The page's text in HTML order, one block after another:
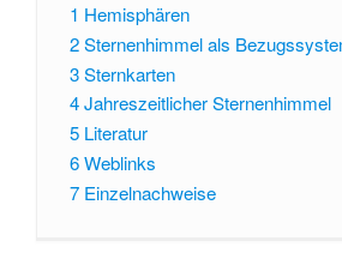
1 Hemisphären
2Sternenhimmel als
3Sternkarten
4Jahreszeitlicher Sternenhimmel
5 Literatur
6Weblinks
7 Einzelnachweise